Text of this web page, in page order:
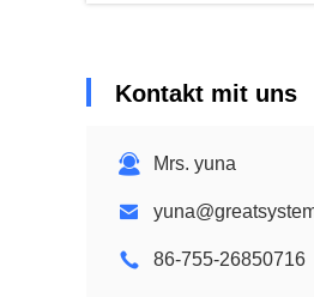
Kontakt mit uns
Mrs. yuna
86-755-26850716